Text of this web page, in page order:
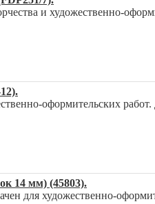
и художественно-
оформительских
14 мм) (45803).
для художественно-